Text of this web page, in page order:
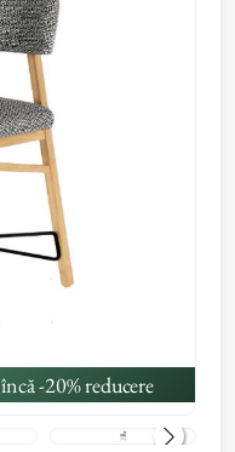
-20% reducere